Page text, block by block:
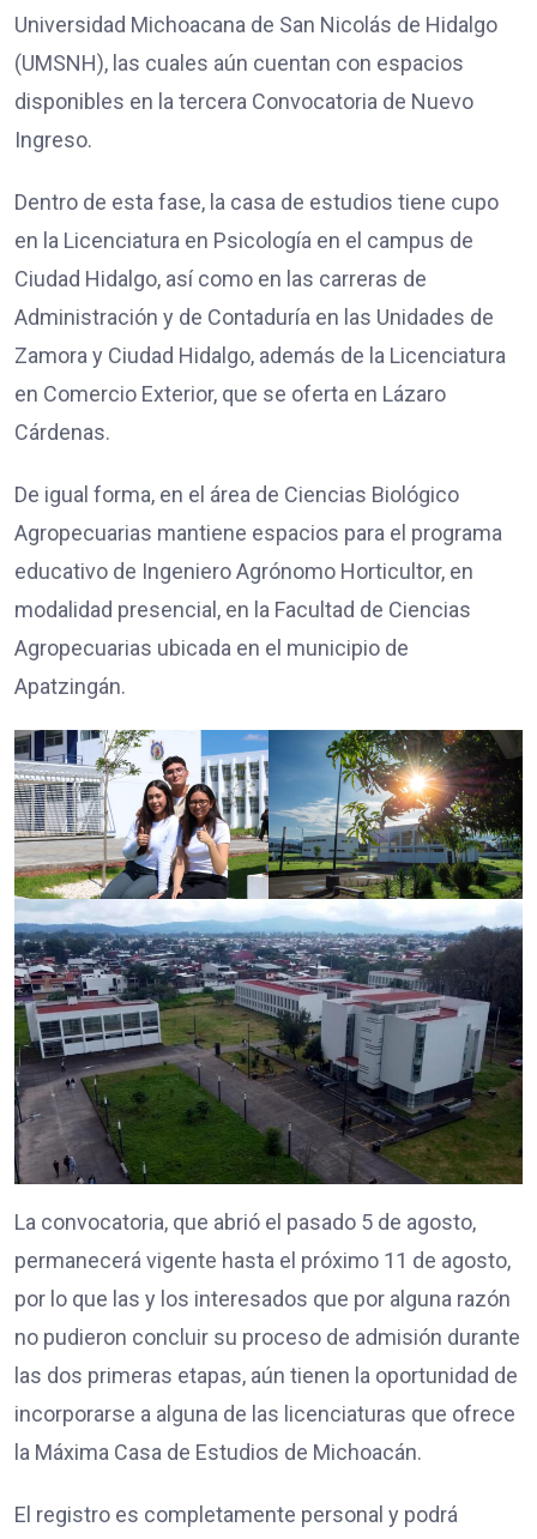
Universidad Michoacana de San Nicolás de Hidalgo
(UMSNH), las cuales aún cuentan con espacios
disponibles en la tercera Convocatoria de Nuevo
Ingreso.
Dentro de esta fase, la casa de estudios tiene cupo
en la Licenciatura en Psicología en el campus de
Ciudad Hidalgo, así como en las carreras de
Administración y de Contaduría en las Unidades de
Zamora y Ciudad Hidalgo, además de la Licenciatura
en Comercio Exterior, que se oferta en Lázaro
Cárdenas.
De igual forma, en el área de Ciencias Biológico
Agropecuarias mantiene espacios para el programa
educativo de Ingeniero Agrónomo Horticultor, en
modalidad presencial, en la Facultad de Ciencias
Agropecuarias ubicada en el municipio de
Apatzingán.
La convocatoria, que abrió el pasado 5 de agosto,
permanecerá vigente hasta el próximo 11 de agosto,
por lo que las y los interesados que por alguna razón
no pudieron concluir su proceso de admisión durante
las dos primeras etapas, aún tienen la oportunidad de
incorporarse a alguna de las licenciaturas que ofrece
la Máxima Casa de Estudios de Michoacán.
El registro es completamente personal y podrá